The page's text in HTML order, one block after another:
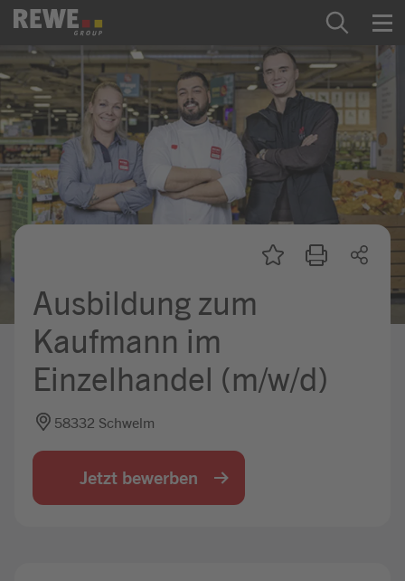
Zum Inhalt springen
Startseite
REWE Group als Arbeitgeber
Ausbildung & Studium
Praktikum & Werkstudium
Mein Kandidat:innenprofil
Ausbildung zum
Kaufmann im
Einzelhandel (m/w/d)
58332 Schwelm
Jetzt bewerben